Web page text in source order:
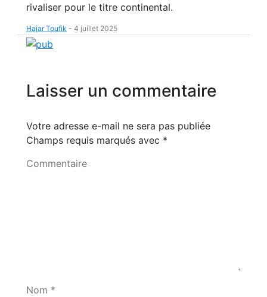
rivaliser pour le titre continental.
Hajar Toufik - 4 juillet 2025
Laisser un commentaire
Votre adresse e-mail ne sera pas publiée
Champs requis marqués avec *
Commentaire
Nom *